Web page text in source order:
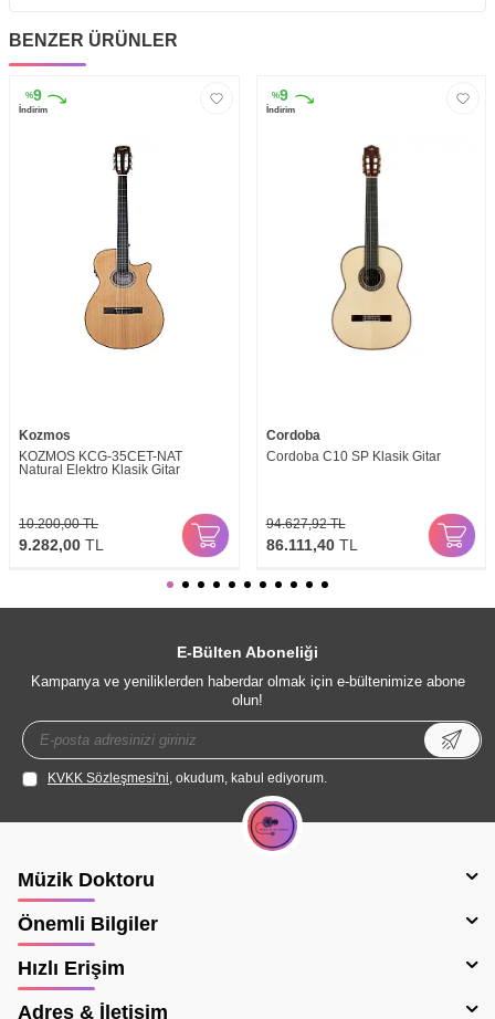
BENZER ÜRÜNLER
%9
İndirim
Kozmos
KOZMOS KCG-35CET-NAT
Natural Elektro Klasik Gitar
10.200,00TL
9.282,00 TL
%9
İndirim
Cordoba
Cordoba C10 SP Klasik Gitar
94.627,92TL
86.111,40TL
E-Bülten Aboneliği
Kampanya ve yeniliklerden haberdar olmak için e-bültenimize abone
olun!
KVKK Sözleşmesi'ni, okudum, kabul ediyorum.
Müzik Doktoru
Önemli Bilgiler
Hızlı Erişim
Adres & İletişim